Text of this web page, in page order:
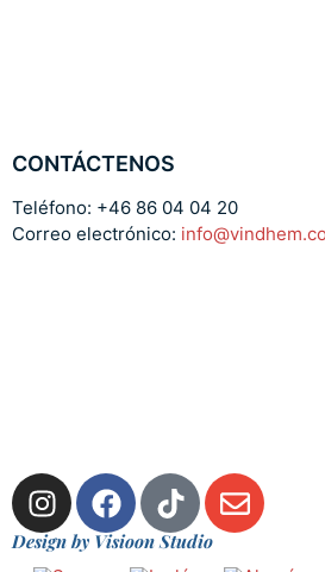
CONTÁCTENOS
Teléfono: +46 86 04 04 20
Correo electrónico:
Design by Visioon Studio